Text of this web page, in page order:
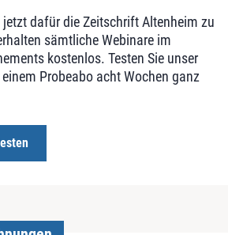
jetzt dafür die Zeitschrift Altenheim zu
sämtliche Webinare im
kostenlos. Testen Sie unser
Probeabo acht Wochen ganz